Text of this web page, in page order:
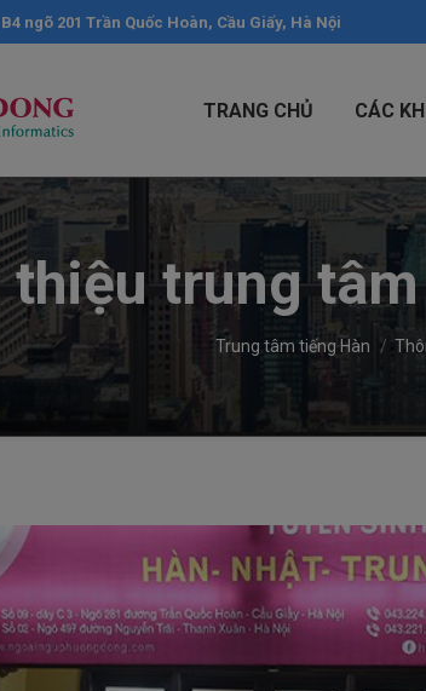
B4 ngõ 201 Trần Quốc Hoàn, Cầu Giấy, Hà Nội
TRANG CHỦ CÁC
thiệu trung
Trung tâm tiếng Hàn